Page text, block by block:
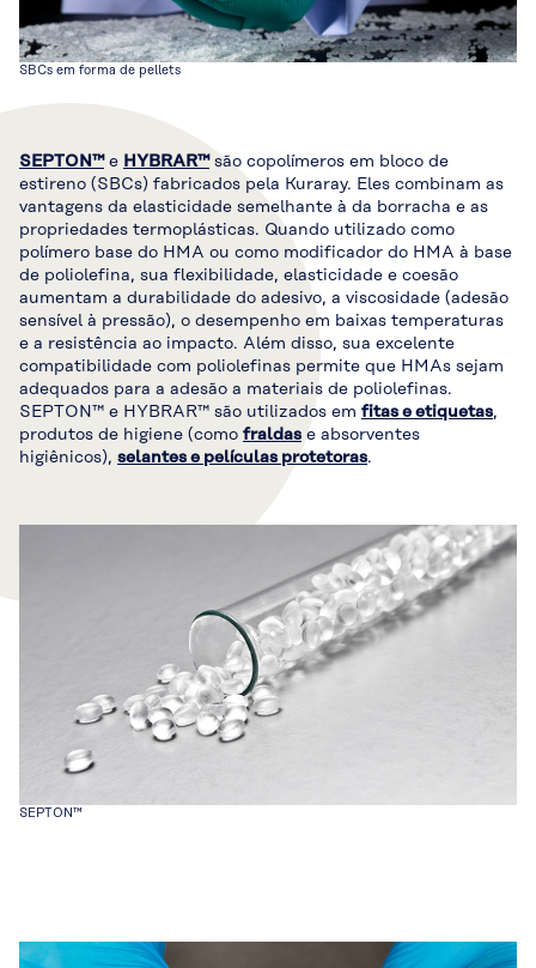
SBCs em forma de pellets
SEPTON™e HYBRAR™são copolímeros em bloco de
estireno (SBCs) fabricados pela Kuraray. Eles combinam as
vantagens da elasticidade semelhante à da borracha e as
propriedades termoplásticas. Quando utilizado como
polímero base do HMA ou como modificador do HMA à base
de poliolefina, sua flexibilidade, elasticidade e coesão
aumentam a durabilidade do adesivo, a viscosidade (adesão
sensível à pressão), o desempenho em baixas temperaturas
e a resistência ao impacto. Além disso, sua excelente
compatibilidade com poliolefinas permite que HMAs sejam
adequados para a adesão a materiais de poliolefinas.
SEPTON™ e HYBRAR™ são utilizados em fitas e etiquetas,
produtos de higiene (como fraldas e absorventes
higiênicos), selantes e películas protetoras.
SEPTON™